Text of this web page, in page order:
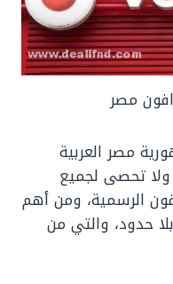
مصر
مصر العربية
ولا تحصى لجميع
الرسمية، ومن أهم
حدود، والتي من